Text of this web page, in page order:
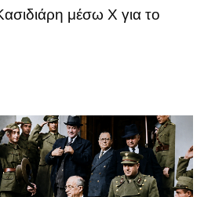
μέσω Χ για το